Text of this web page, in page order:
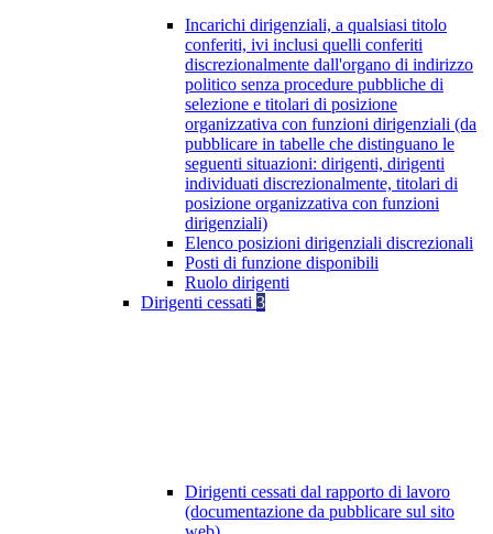
Incarichi dirigenziali, a qualsiasi titolo
conferiti, ivi inclusi quelli conferiti
discrezionalmente dall'organo di indirizzo
politico senza procedure pubbliche di
selezione e titolari di posizione
organizzativa con funzioni dirigenziali (da
pubblicare in tabelle che distinguano le
seguenti situazioni: dirigenti, dirigenti
individuati discrezionalmente, titolari di
posizione organizzativa con funzioni
dirigenziali)
Elenco posizioni dirigenziali discrezionali
Posti di funzione disponibili
Ruolo dirigenti
Dirigenti cessati 3
Dirigenti cessati dal rapporto di lavoro
(documentazione da pubblicare sul sito